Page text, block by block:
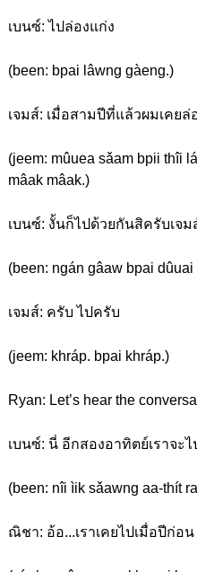
เบนซ์: ไปล่องแก่ง
(been: bpai lâwng gàeng.)
เจมส์: เมื่อสามปีที่แล้วผมเคย
(jeem: mûuea sǎam bpii thîi
mâak mâak.)
เบนซ์: งั้นก็ไปด้วยกันสิครับเจม
(been: ngán gâaw bpai
เจมส์: ครับ ไปครับ
(jeem: khráp. bpai khráp.)
Ryan: Let’s hear the
เบนซ์: นี่ อีกสองอาทิตย์เราจะ
(been: nîi ìik sǎawng aa-thít
ณิชา: อ้อ...เราเคยไปเมื่อปีก่อ